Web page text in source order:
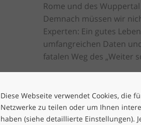
Diese Webseite verwendet Cookies, die
Netzwerke zu teilen oder um Ihnen
haben (siehe detaillierte Einstellungen).
Rome und des
Demnach müssen wir
Experten: Ein gutes
umfangreichen Daten
fatalen Weg des „Weiter
für die